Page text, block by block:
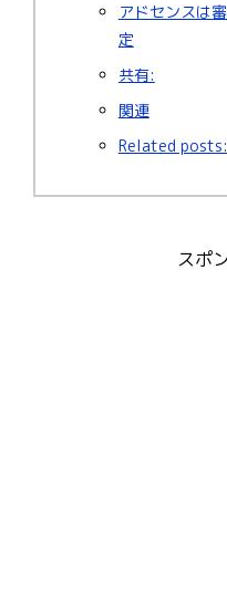
アドセンスは
定
共有:
関連
Related posts:
スポ